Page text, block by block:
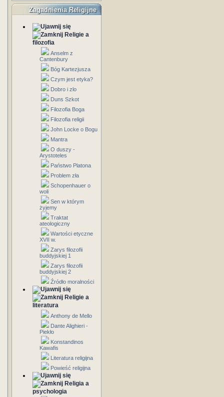
Zagadnienia Religijne
Religie a
filozofia
Anselm z
Cantenbury
Bóg Kartezjusza
Czym jest etyka?
Dobro i zlo
Duns Szkot
Filozofia Boga
Filozofia religii
John Locke o Bogu
Mantra
O duszy -
Arystoteles
Państwo Platona
Problem zła
Schopenhauer o
woli
Sen w którym
żyjemy
Traktat
ateologiczny
Wartości etyczne
XVII w.
Zarys filozofii
buddyjskiej 1
Zarys filozofii
buddyjskiej 2
Źródło moralności
Religie a
literatura
Anthony de Mello
Dante Alighieri -
Piekło
Konstandinos
Kawafis
Literatura religijna
Powieść religijna
Religia a
psychologia